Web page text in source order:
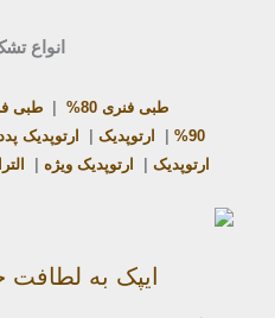
انواع
طبی فنری 80% طبی
90%
ارتوپدیک ارتوپدیک
ارتوپدیک
ارتوپدیک ویژه
ایپک به لطافت